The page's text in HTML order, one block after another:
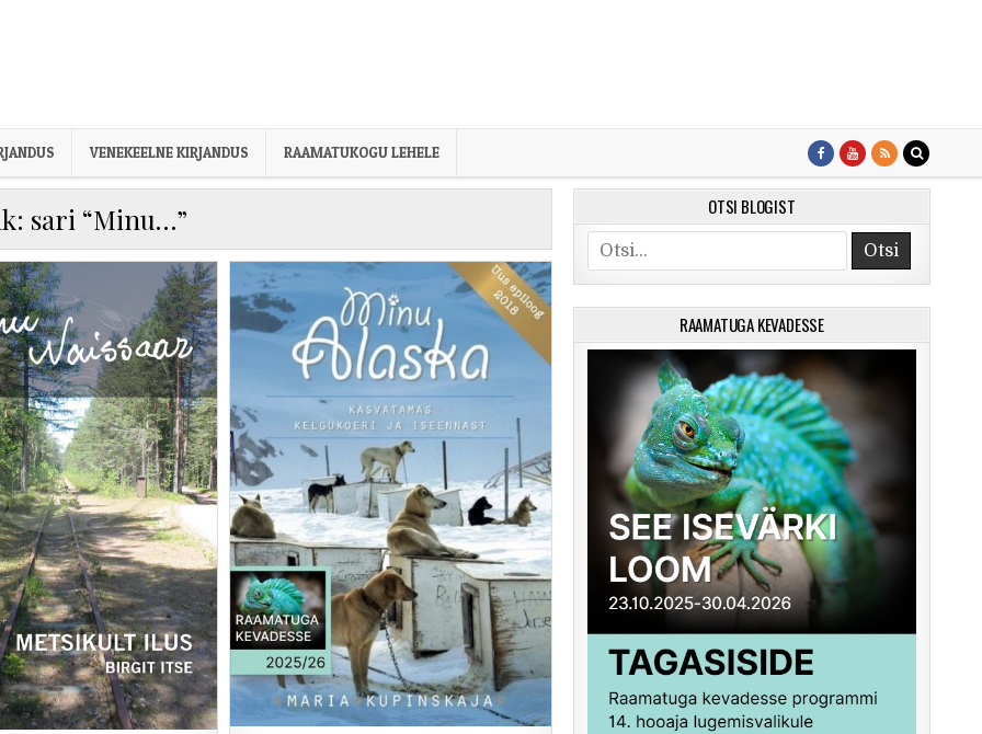
VENEKEELNE KIRJANDUS RAAMATUKOGU LEHELE
sari “Minu…” OTSI BLOGIST
Search for:
RAAMATUGA KEVADESSE